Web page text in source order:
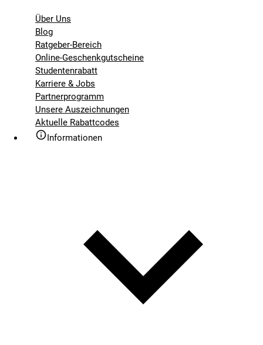
Über Uns
Blog
Ratgeber-Bereich
Online-Geschenkgutscheine
Studentenrabatt
Karriere & Jobs
Partnerprogramm
Unsere Auszeichnungen
Aktuelle Rabattcodes
Informationen